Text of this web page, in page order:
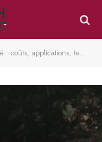
techniques de mise en œuvre et bénéfices